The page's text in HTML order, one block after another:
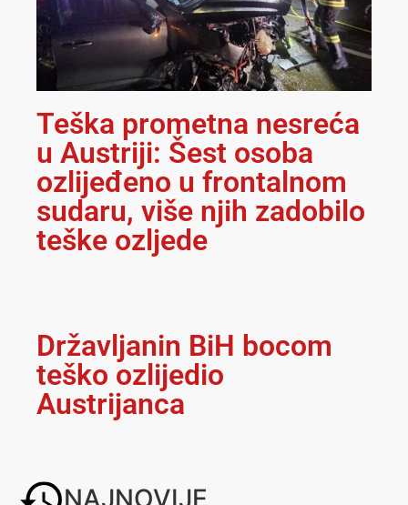
Teška prometna nesreća
u Austriji: Šest osoba
ozlijeđeno u frontalnom
sudaru, više njih zadobilo
teške ozljede
Državljanin BiH bocom
teško ozlijedio
Austrijanca
NAJNOVIJE